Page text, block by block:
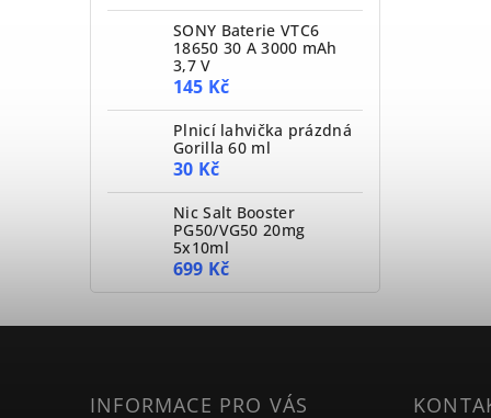
SONY Baterie VTC6
18650 30 A 3000 mAh
3,7 V
145 Kč
Plnicí lahvička prázdná
Gorilla 60 ml
30 Kč
Nic Salt Booster
PG50/VG50 20mg
5x10ml
699 Kč
INFORMACE PRO VÁS